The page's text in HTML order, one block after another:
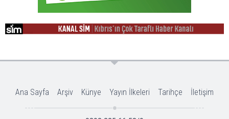
Ana Sayfa Arşiv Künye Yayın İlkeleri Tarihçe İletişim